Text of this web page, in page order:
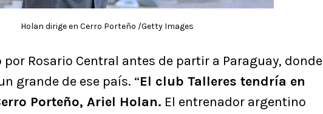
Holan dirige en Cerro Porteño /Getty Images
Rosario Central antes de partir a Paraguay, donde
grande de ese país. “El club Talleres tendría en
Porteño, Ariel Holan. El entrenador argentino